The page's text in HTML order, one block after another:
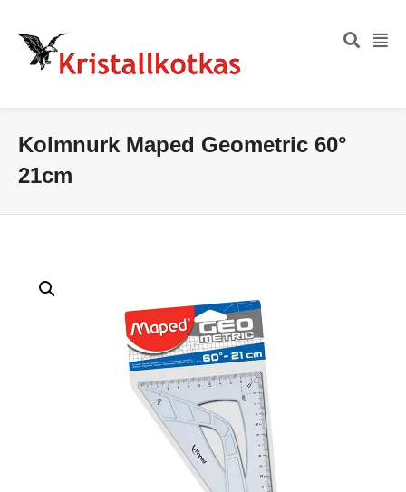
Kolmnurk Maped Geometric 60°
21cm